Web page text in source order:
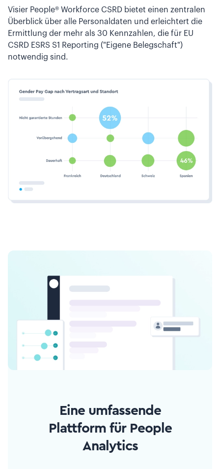
Visier People® Workforce CSRD bietet einen zentralen
Überblick über alle Personaldaten und erleichtert die
Ermittlung der mehr als 30 Kennzahlen, die für EU
CSRD ESRS S1 Reporting ("Eigene Belegschaft")
notwendig sind.
Eine umfassende
Plattform für People
Analytics